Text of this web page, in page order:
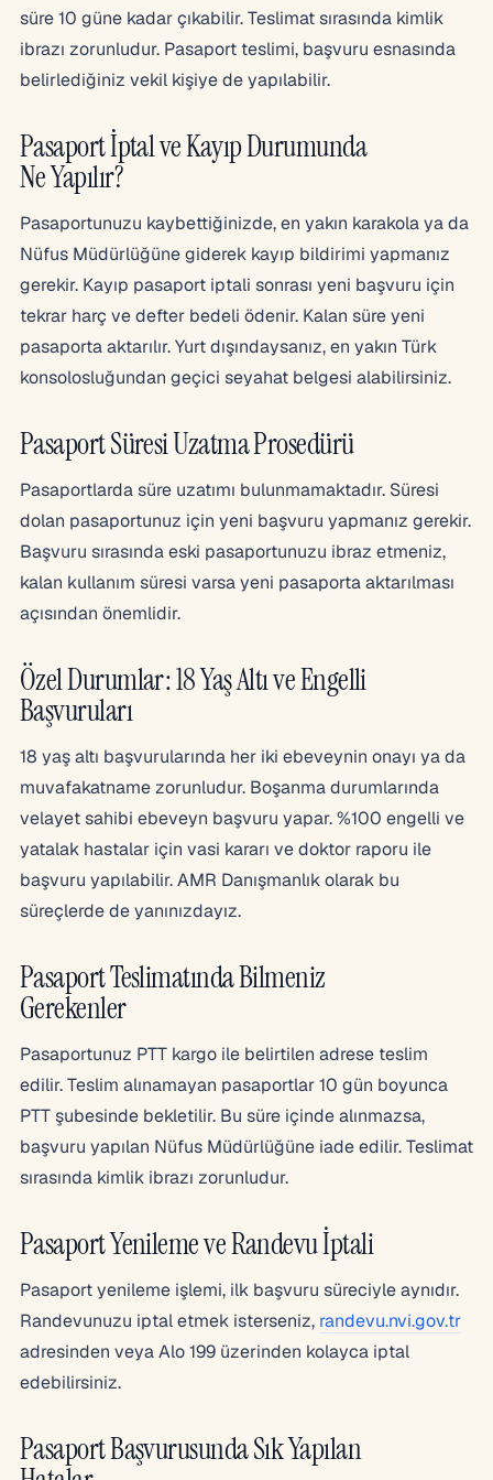
süre 10 güne kadar çıkabilir. Teslimat sırasında kimlik
ibrazı zorunludur. Pasaport teslimi, başvuru esnasında
belirlediğiniz vekil kişiye de yapılabilir.
Pasaport İptal ve Kayıp Durumunda
Ne Yapılır?
Pasaportunuzu kaybettiğinizde, en yakın karakola ya da
Nüfus Müdürlüğüne giderek kayıp bildirimi yapmanız
gerekir. Kayıp pasaport iptali sonrası yeni başvuru için
tekrar harç ve defter bedeli ödenir. Kalan süre yeni
pasaporta aktarılır. Yurt dışındaysanız, en yakın Türk
konsolosluğundan geçici seyahat belgesi alabilirsiniz.
Pasaport Süresi Uzatma Prosedürü
Pasaportlarda süre uzatımı bulunmamaktadır. Süresi
dolan pasaportunuz için yeni başvuru yapmanız gerekir.
Başvuru sırasında eski pasaportunuzu ibraz etmeniz,
kalan kullanım süresi varsa yeni pasaporta aktarılması
açısından önemlidir.
Özel Durumlar: 18 Yaş Altı ve Engelli
Başvuruları
18 yaş altı başvurularında her iki ebeveynin onayı ya da
muvafakatname zorunludur. Boşanma durumlarında
velayet sahibi ebeveyn başvuru yapar. %100 engelli ve
yatalak hastalar için vasi kararı ve doktor raporu ile
başvuru yapılabilir. AMR Danışmanlık olarak bu
süreçlerde de yanınızdayız.
Pasaport Teslimatında Bilmeniz
Gerekenler
Pasaportunuz PTT kargo ile belirtilen adrese teslim
edilir. Teslim alınamayan pasaportlar 10 gün boyunca
PTT şubesinde bekletilir. Bu süre içinde alınmazsa,
başvuru yapılan Nüfus Müdürlüğüne iade edilir. Teslimat
sırasında kimlik ibrazı zorunludur.
Pasaport Yenileme ve Randevu İptali
Pasaport yenileme işlemi, ilk başvuru süreciyle aynıdır.
Randevunuzu iptal etmek isterseniz, randevu.nvi.gov.tr
adresinden veya Alo 199 üzerinden kolayca iptal
edebilirsiniz.
Pasaport Başvurusunda Sık Yapılan